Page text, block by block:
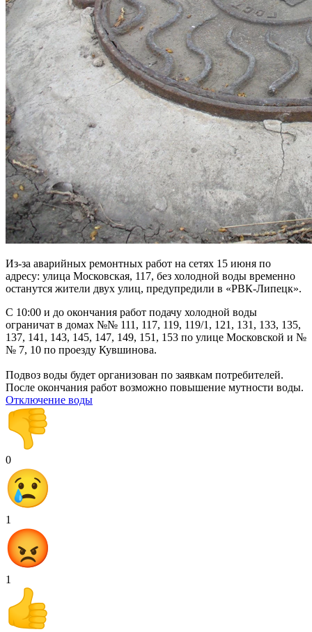
Из-за аварийных ремонтных работ на сетях 15 июня по
адресу: улица Московская, 117, без холодной воды временно
останутся жители двух улиц, предупредили в «РВК-Липецк».
С 10:00 и до окончания работ подачу холодной воды
ограничат в домах №№ 111, 117, 119, 119/1, 121, 131, 133, 135,
137, 141, 143, 145, 147, 149, 151, 153 по улице Московской и №
№ 7, 10 по проезду Кувшинова.
Подвоз воды будет организован по заявкам потребителей.
После окончания работ возможно повышение мутности воды.
Отключение воды
0
1
1